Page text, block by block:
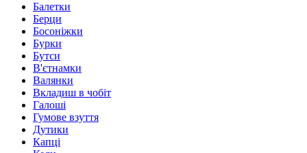
Балетки
Берци
Босоніжки
Бурки
Бутси
В'єтнамки
Валянки
Вкладиш в чобіт
Галоші
Гумове взуття
Дутики
Капці